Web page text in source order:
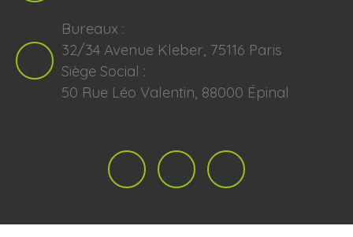
Bureaux :
32/34 Avenue Kleber, 75116 Paris
Siège Social :
50 Rue Léo Valentin, 88000 Épinal